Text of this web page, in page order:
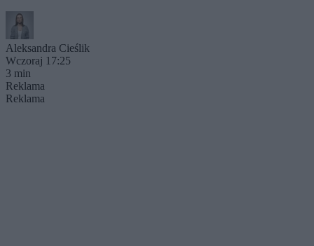
Aleksandra Cieślik
Wczoraj 17:25
3 min
Reklama
Reklama